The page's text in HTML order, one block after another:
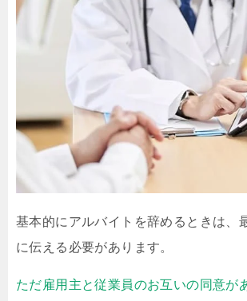
基本的にアルバイトを辞めるときは、
に伝える必要があります。
ただ雇用主と従業員のお互いの同意が